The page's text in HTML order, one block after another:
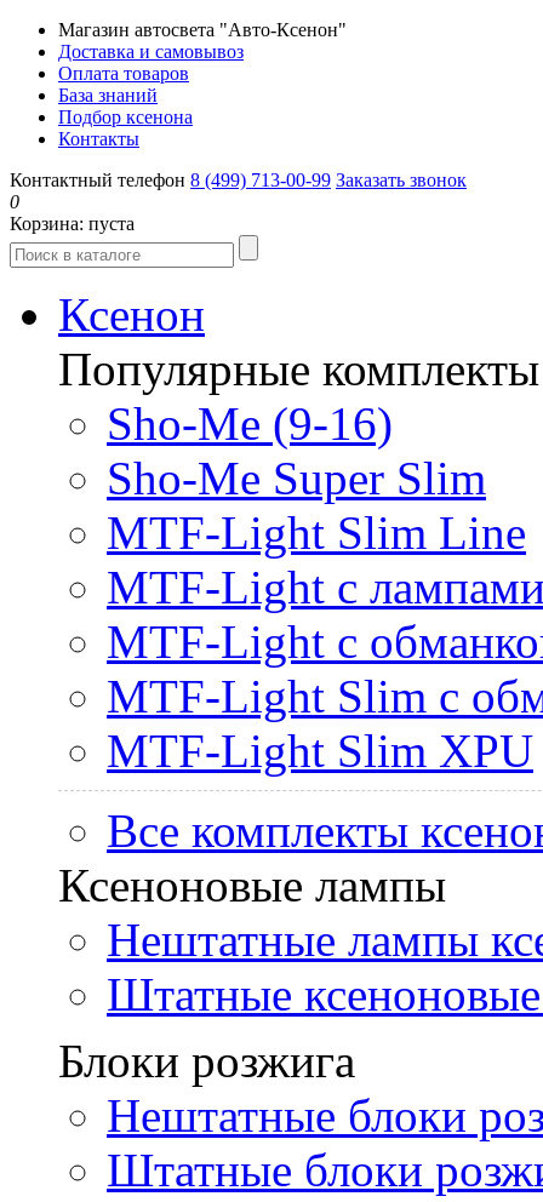
Магазин автосвета "Авто-Ксенон"
Доставка и самовывоз
Оплата товаров
База знаний
Подбор ксенона
Контакты
Контактный телефон 8 (499) 713-00-99 Заказать звонок
0
Корзина: пуста
Ксенон
Популярные комплекты
Sho-Me (9-16)
Sho-Me Super Slim
MTF-Light Slim Line
MTF-Light с
MTF-Light с
MTF-Light Slim с
MTF-Light Slim XPU
Все комплекты
Ксеноновые лампы
Нештатные лампы
Штатные
Блоки розжига
Нештатные блоки
Штатные блоки